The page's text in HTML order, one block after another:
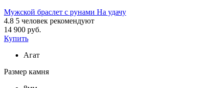
Мужской браслет с рунами На удачу
4.8 5 человек рекомендуют
14 900 руб.
Купить
Агат
Размер камня